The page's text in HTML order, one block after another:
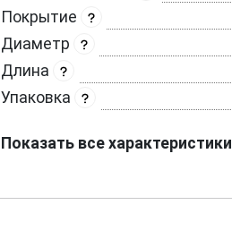
Покрытие
Диаметр
Длина
Упаковка
Показать все характеристики